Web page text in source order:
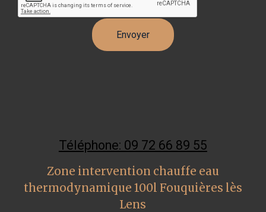
Téléphone: 09 72 66 89 55
Zone intervention chauffe eau
thermodynamique 100l Fouquières lès
Lens